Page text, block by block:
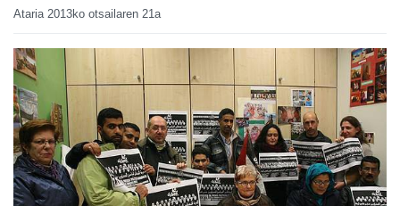
Ataria 2013ko otsailaren 21a